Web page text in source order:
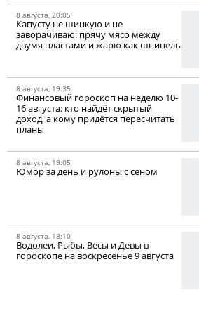
8 августа, 20:05
Капусту не шинкую и не
заворачиваю: прячу мясо между
двумя пластами и жарю как шницель
8 августа, 19:35
Финансовый гороскоп на неделю 10-
16 августа: кто найдёт скрытый
доход, а кому придётся пересчитать
планы
8 августа, 19:05
Юмор за день и рулоны с сеном
8 августа, 18:10
Водолеи, Рыбы, Весы и Девы в
гороскопе на воскресенье 9 августа